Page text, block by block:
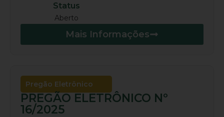
Status
Aberto
Mais Informações
Pregão Eletrônico
PREGÃO ELETRÔNICO Nº
16/2025